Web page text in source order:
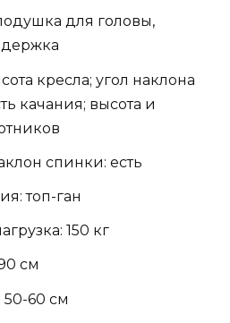
для головы,
кресла; угол наклона
качания; высота и
спинки: есть
топ-ган
150 кг
см
50-60 см